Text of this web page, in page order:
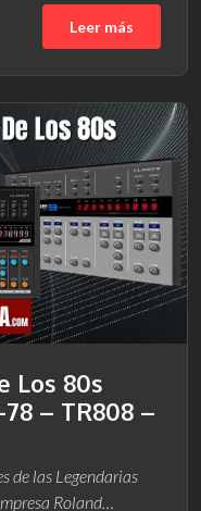
Leer más
Los 80s
– TR808 –
de las Legendarias
Roland…